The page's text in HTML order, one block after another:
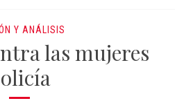
Y ANÁLISIS
las mujeres